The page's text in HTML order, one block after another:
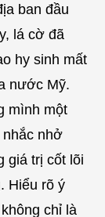
ban đầu
lá cờ đã
hy sinh mất
nước Mỹ.
mình một
nhắc nhở
giá trị cốt lõi
Hiểu rõ ý
chỉ là